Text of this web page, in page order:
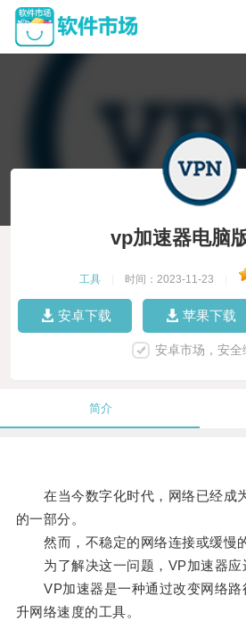
vp加速器电脑
工具 时间：2023-11-23
安卓下载 苹果下载
安卓市场，安全
简介
在当今数字化时代，网络已经成
的一部分。
然而，不稳定的网络连接或缓慢的
为了解决这一问题，VP加速器应
VP加速器是一种通过改变网络路
升网络速度的工具。